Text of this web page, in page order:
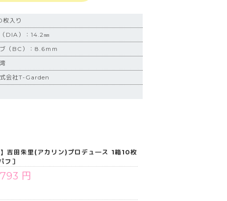
枚入り
DIA）：14.2㎜
（BC）：8.6ｍｍ
会社T-Garden
吉田朱里(アカリン)プロデュ―ス 1箱10枚
フ］
円